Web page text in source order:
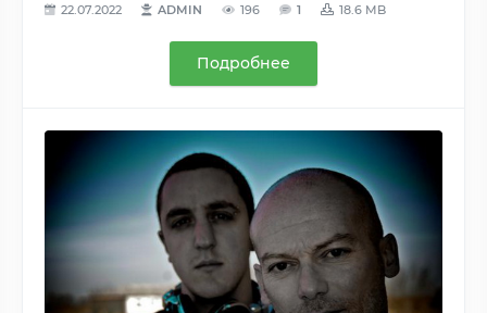
22.07.2022 ADMIN 196 1 18.6 MB
Подробнее